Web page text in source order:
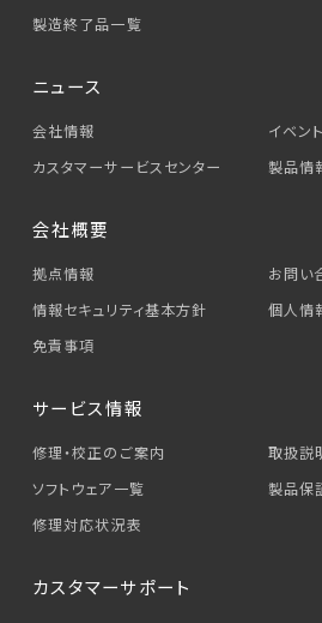
製造終了品一覧
ニュース
会社情報
イベン
カスタマーサービス センター 製品情
会社概要
拠点情報
お問い
情報セキュリティ基本方針
個人情
免責事項
サービス情報
修理・校正のご案内
取扱説
ソフトウェア一覧
製品保
修理対応状況表
カスタマーサポート